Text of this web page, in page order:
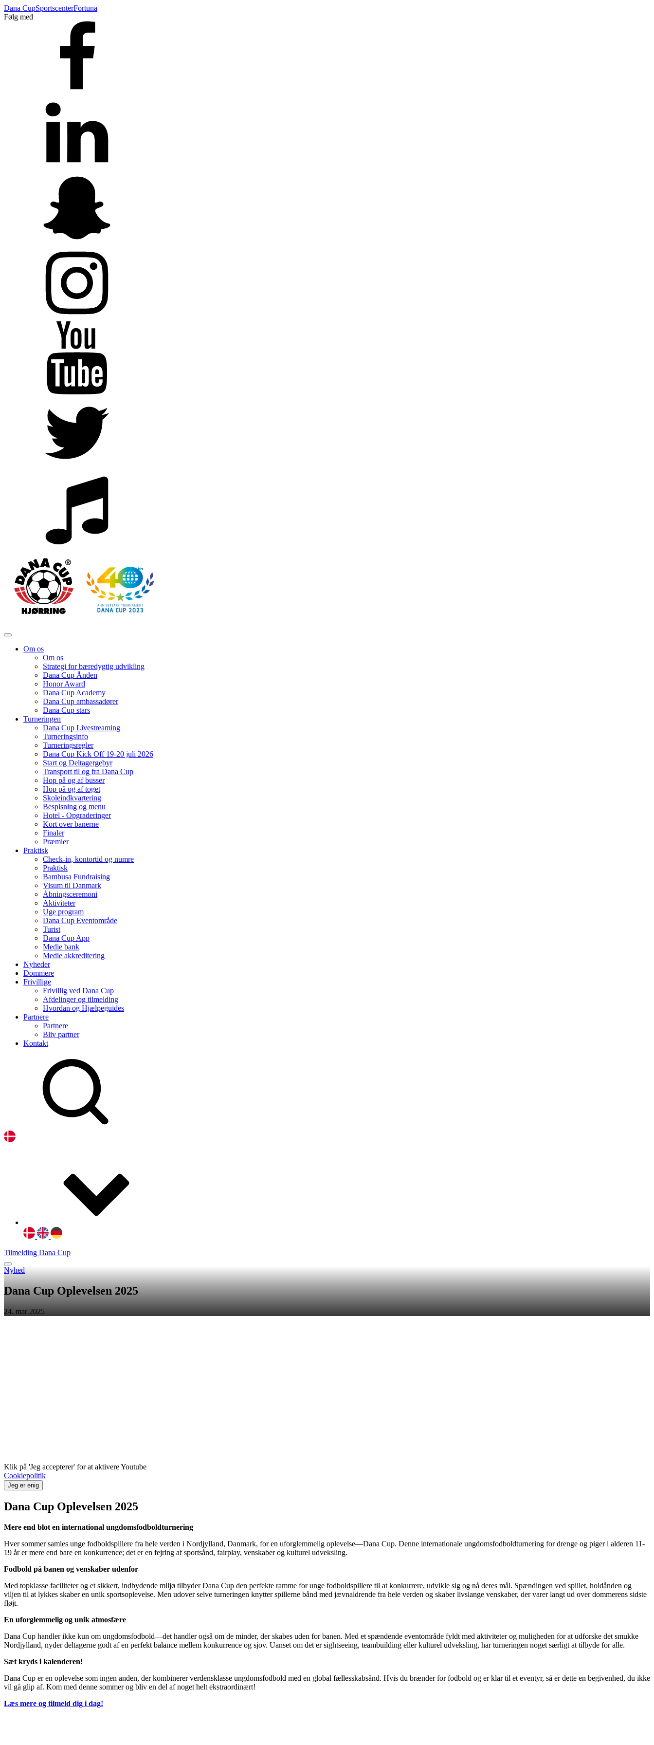
Dana CupSportscenterFortuna
Følg med
Om os
Om os
Strategi for bæredygtig udvikling
Dana Cup Ånden
Honor Award
Dana Cup Academy
Dana Cup ambassadører
Dana Cup stars
Turneringen
Dana Cup Livestreaming
Turneringsinfo
Turneringsregler
Dana Cup Kick Off 19-20 juli 2026
Start og Deltagergebyr
Transport til og fra Dana Cup
Hop på og af busser
Hop på og af toget
Skoleindkvartering
Bespisning og menu
Hotel - Opgraderinger
Kort over banerne
Finaler
Præmier
Praktisk
Check-in, kontortid og numre
Praktisk
Bambusa Fundraising
Visum til Danmark
Åbningsceremoni
Aktiviteter
Uge program
Dana Cup Eventområde
Turist
Dana Cup App
Medie bank
Medie akkreditering
Nyheder
Dommere
Frivillige
Frivillig ved Dana Cup
Afdelinger og tilmelding
Hvordan og Hjælpeguides
Partnere
Partnere
Bliv partner
Kontakt
Tilmelding Dana Cup
Nyhed
Dana Cup Oplevelsen 2025
24. mar 2025
Klik på 'Jeg accepterer' for at aktivere Youtube
Cookiepolitik
Jeg er enig
Dana Cup Oplevelsen 2025
Mere end blot en international ungdomsfodboldturnering
Hver sommer samles unge fodboldspillere fra hele verden i Nordjylland, Danmark, for en uforglemmelig oplevelse—Dana Cup. Denne internationale ungdomsfodboldturnering for drenge og piger i alderen 11-
19 år er mere end bare en konkurrence; det er en fejring af sportsånd, fairplay, venskaber og kulturel udveksling.
Fodbold på banen og venskaber udenfor
Med topklasse faciliteter og et sikkert, indbydende miljø tilbyder Dana Cup den perfekte ramme for unge fodboldspillere til at konkurrere, udvikle sig og nå deres mål. Spændingen ved spillet, holdånden og
viljen til at lykkes skaber en unik sportsoplevelse. Men udover selve turneringen knytter spillerne bånd med jævnaldrende fra hele verden og skaber livslange venskaber, der varer langt ud over dommerens sidste
fløjt.
En uforglemmelig og unik atmosfære
Dana Cup handler ikke kun om ungdomsfodbold—det handler også om de minder, der skabes uden for banen. Med et spændende eventområde fyldt med aktiviteter og muligheden for at udforske det smukke
Nordjylland, nyder deltagerne godt af en perfekt balance mellem konkurrence og sjov. Uanset om det er sightseeing, teambuilding eller kulturel udveksling, har turneringen noget særligt at tilbyde for alle.
Sæt kryds i kalenderen!
Dana Cup er en oplevelse som ingen anden, der kombinerer verdensklasse ungdomsfodbold med en global fællesskabsånd. Hvis du brænder for fodbold og er klar til et eventyr, så er dette en begivenhed, du ikke
vil gå glip af. Kom med denne sommer og bliv en del af noget helt ekstraordinært!
Læs mere og tilmeld dig i dag!